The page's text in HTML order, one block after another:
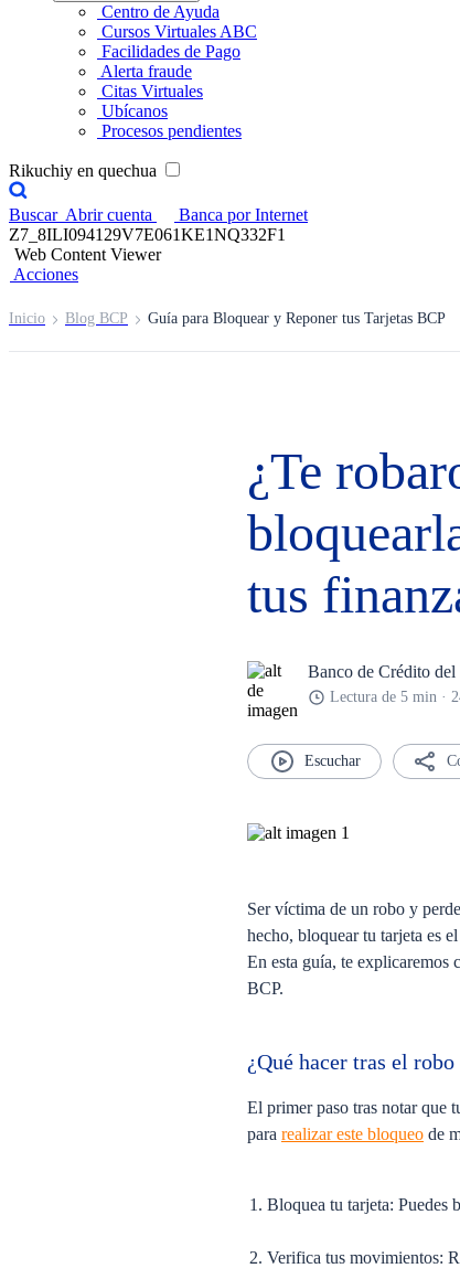
Centro de Ayuda
Cursos Virtuales ABC
Facilidades de Pago
Alerta fraude
Citas Virtuales
Ubícanos
Procesos pendientes
Rikuchiy en quechua
Buscar Abrir cuenta
Banca por Internet
Z7_8ILI094129V7E061KE1NQ332F1
Web Content Viewer
Acciones
Inicio Blog BCP Guía para Bloquear y Reponer tus Tarjetas BCP
¿Te
tus
Banco de Crédito del
Lectura de 5 min ·
Ser víctima de un robo y
hecho, bloquear tu tarjeta es
En esta guía, te explicaremos
BCP.
¿Qué hacer tras el
El primer paso tras notar que
para realizar este bloqueo de
Bloquea tu tarjeta: Puedes
Verifica tus movimientos: